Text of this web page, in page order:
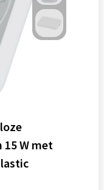
15 W met